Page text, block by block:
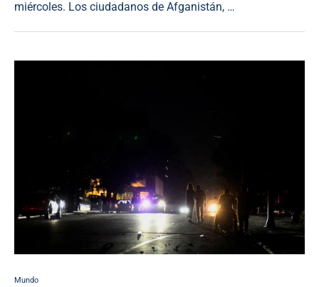
miércoles. Los ciudadanos de Afganistán, …
Mundo